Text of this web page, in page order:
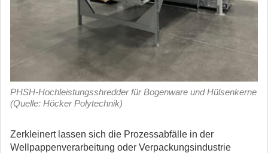
PHSH-Hochleistungsshredder für Bogenware und Hülsenkerne
(Quelle: Höcker Polytechnik)
Zerkleinert lassen sich die Prozessabfälle in der
Wellpappenverarbeitung oder Verpackungsindustrie